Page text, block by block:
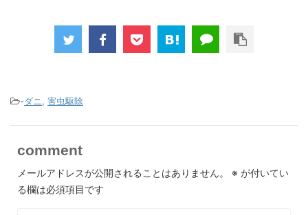
-ダニ , 害虫駆除
comment
メールアドレスが公開されることはありません。 ※ が付いてい
る欄は必須項目です